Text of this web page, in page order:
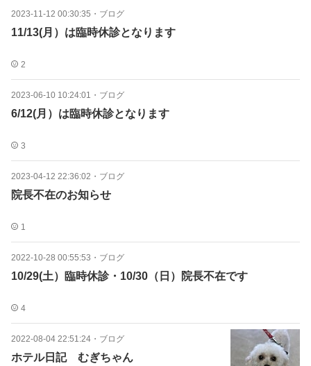
2023-11-12 00:30:35 ・ ブログ
11/13(月）は臨時休診となります
2
2023-06-10 10:24:01 ・ ブログ
6/12(月）は臨時休診となります
3
2023-04-12 22:36:02 ・ ブログ
院長不在のお知らせ
1
2022-10-28 00:55:53 ・ ブログ
10/29(土）臨時休診・10/30（日）院長不在です
4
2022-08-04 22:51:24 ・ ブログ
ホテル日記 むぎちゃん